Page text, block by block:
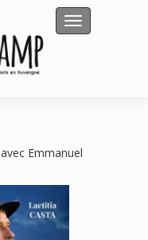
Afficher/
Emmanuel